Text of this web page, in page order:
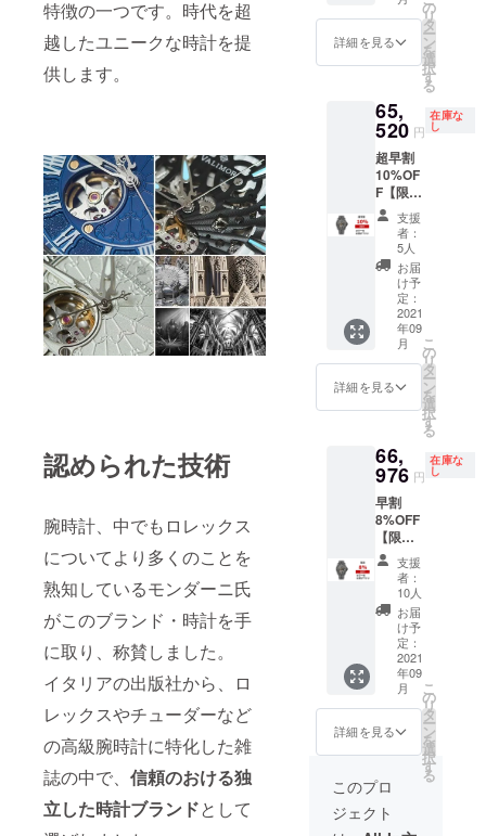
特徴の一つです。時代を超
越したユニークな時計を提
供します。
認められた技術
腕時計、中でもロレックス
についてより多くのことを
熟知しているモンダーニ氏
がこのブランド・時計を手
に取り、称賛しました。
イタリアの出版社から、ロ
レックスやチューダーなど
の高級腕時計に特化した雑
誌の中で、 信頼のおける独
立した時計ブランドとして
→52,53
0円(税
込) 送料
込みの
す。 ▼
種類を
お選び
頂けま
す。
バック
ルは
ケース
に合わ
せてお
届けし
ます。
詳細を見る
の
リ
タ
ー
ン
を
選
択
す
る
65,
520 円
在庫な
し
超早割
10%OF
F【限定
5名】時
計（ス
チール
ブレス
レッ
ト）×1
定価
72,800
→65,52
0円(税
込) 送料
込みの
す。 ▼
種類を
お選び
頂けま
す。
支援
者：
5人
お届
け予
定：
2021
年09
月
詳細を見る
こ
の
リ
タ
ー
ン
を
選
択
す
る
66,
976 円
在庫な
し
早割
8%OFF
【限定
10名】
時計
（ス
チール
ブレス
レッ
ト）×1
定価
72,800
円
→66,97
6円(税
込) 送料
込みの
価格で
す。 ▼
種類を
支援
者：
10人
お届
け予
定：
2021
年09
月
詳細を見る
こ
の
リ
タ
ー
ン
を
選
択
す
る
このプロ
ジェクト